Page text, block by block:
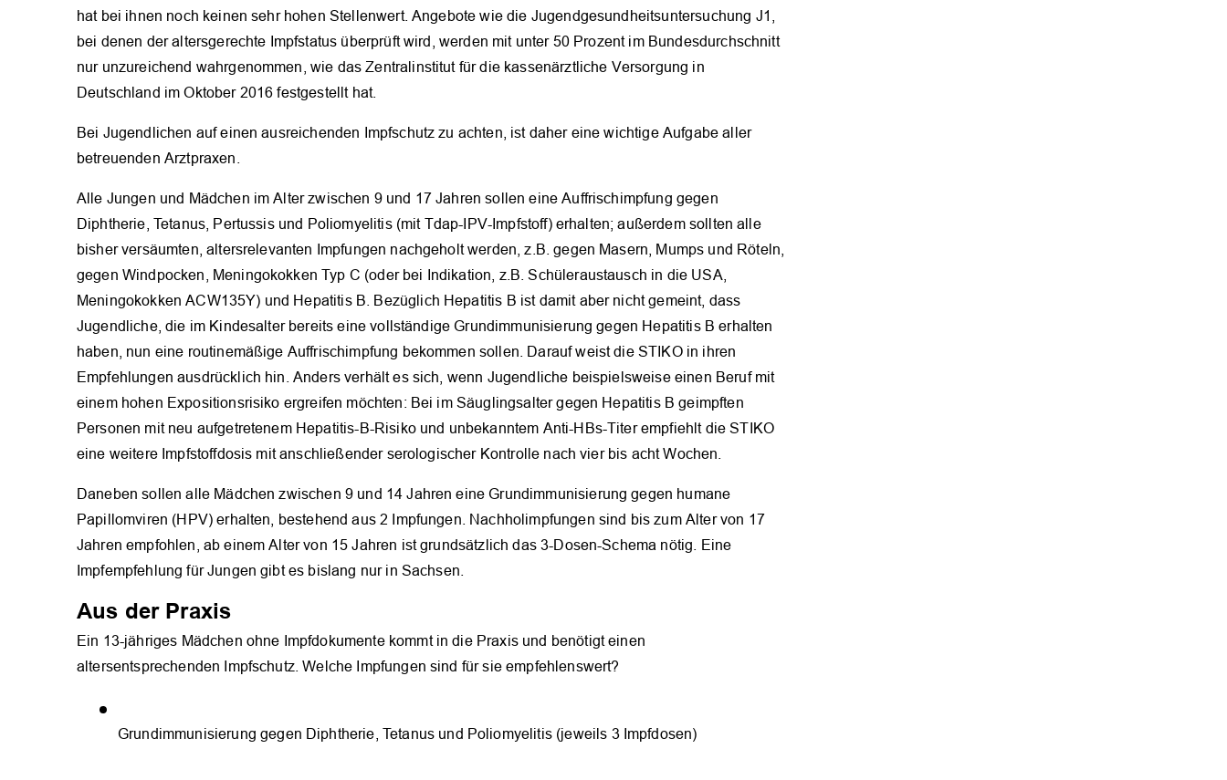
OK
hat bei ihnen noch keinen sehr hohen Stellenwert. Angebote wie die Jugendgesundheitsuntersuchung J1,
bei denen der altersgerechte Impfstatus überprüft wird, werden mit unter 50 Prozent im Bundesdurchschnitt
nur unzureichend wahrgenommen, wie das Zentralinstitut für die kassenärztliche Versorgung in
Deutschland im Oktober 2016 festgestellt hat.
Bei Jugendlichen auf einen ausreichenden Impfschutz zu achten, ist daher eine wichtige Aufgabe aller
betreuenden Arztpraxen.
Alle Jungen und Mädchen im Alter zwischen 9 und 17 Jahren sollen eine Auf­frischimpfung gegen
Diphtherie, Tetanus, Pertussis und Poliomyelitis (mit Tdap-IPV-Impfstoff) erhalten; außerdem sollten alle
bisher versäumten, altersrelevanten Impfungen nachgeholt werden, z.B. gegen Masern, Mumps und Röteln,
gegen Windpocken, Meningokokken Typ C (oder bei ­Indikation, z.B. Schüleraustausch in die USA,
Meningokokken ACW135Y) und Hepatitis B. Bezüglich Hepatitis B ist damit aber nicht gemeint, dass
Jugendliche, die im Kindes­alter bereits eine vollständige ­Grundimmunisierung gegen Hepatitis B erhalten
haben, nun eine routinemäßige Auffrischimpfung bekommen sollen. Da­rauf weist die STIKO in ihren
Empfehlungen ausdrücklich hin. Anders verhält es sich, wenn Jugendliche beispielsweise einen Beruf mit
einem hohen Expositionsrisiko ergreifen möchten: Bei im Säuglingsalter gegen Hepatitis B geimpften
Personen mit neu aufgetretenem Hepatitis-B-Risiko und unbekanntem Anti-HBs-Titer empfiehlt die STIKO
eine weitere Impfstoffdosis mit anschließender serologischer Kontrolle nach vier bis acht Wochen.
Daneben sollen alle Mädchen zwischen 9 und 14 Jahren eine Grundimmunisierung gegen humane
Papillomviren (HPV) erhalten, bestehend aus 2 Impfungen. Nachhol­impfungen sind bis zum Alter von 17
Jahren empfohlen, ab einem Alter von 15 Jahren ist grundsätzlich das 3-Dosen-Schema nötig. ­Eine
Impfempfehlung für Jungen gibt es bislang nur in Sachsen.
Aus der Praxis
Ein 13-jähriges Mädchen ohne Impfdokumente kommt in die Praxis und benötigt ­einen
altersentsprechenden Impfschutz. Welche Impfungen sind für sie empfehlenswert?
Grundimmunisierung gegen Diphtherie, Tetanus und Poliomyelitis (jeweils 3 Impfdosen)